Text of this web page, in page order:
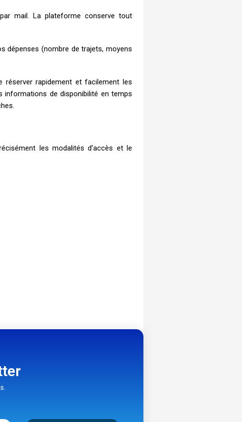
mail. La plateforme conserve tout
dépenses (nombre de trajets, moyens
réserver rapidement et facilement les
de disponibilité en temps
les modalités d’accès et le